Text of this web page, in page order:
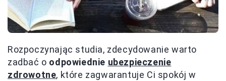
Rozpoczynając studia, zdecydowanie warto
zadbać o odpowiednie ubezpieczenie
zdrowotne, które zagwarantuje Ci spokój w